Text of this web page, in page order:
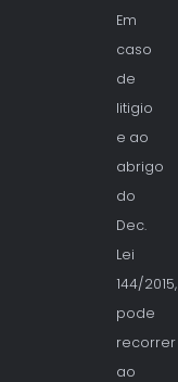
Em
caso
de
litigio
e ao
abrigo
do
Dec.
Lei
144/2015,
pode
recorrer
ao